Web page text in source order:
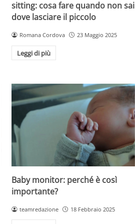
sitting: cosa fare quando non sai
dove lasciare il piccolo
Romana Cordova 23 Maggio 2025
Leggi di più
Baby monitor: perché è così
importante?
teamredazione 18 Febbraio 2025